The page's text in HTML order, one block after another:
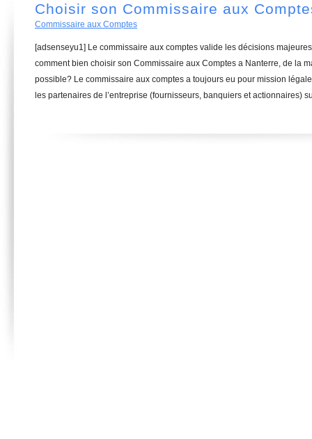
Choisir son Commissaire aux
Commissaire aux Comptes
[adsenseyu1] Le commissaire aux comptes valide les décisions
comment bien choisir son Commissaire aux Comptes a Nanterre, de la
possible? Le commissaire aux comptes a toujours eu pour mission
les partenaires de l’entreprise (fournisseurs, banquiers et actionnaires)